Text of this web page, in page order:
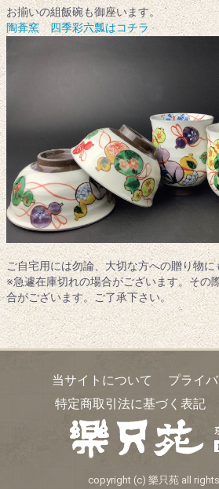
お揃いの組飯碗も御座います。
陶葊窯 四季彩六瓢はコチラ
ご自宅用には勿論、大切な方への贈り物に
※急遽在庫切れの場合がございます。その
合がございます。ご了承下さい。
当サイトについて
プライ
特定商取引法に基づく表記
copyright (c) 樂只苑 all rights